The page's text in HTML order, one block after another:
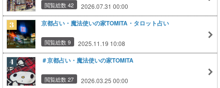
閲覧総数 42 2026.07.31 00:00
京都占い・魔法使いの家TOMITA・タロット占い
閲覧総数 9 2025.11.19 10:08
＃京都占い・魔法使いの家TOMITA
閲覧総数 27 2026.03.25 00:00